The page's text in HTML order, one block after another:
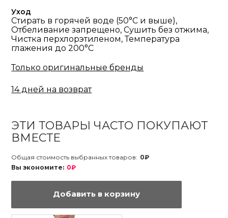
Уход
Стирать в горячей воде (50°С и выше),
Отбеливание запрещено, Сушить без отжима,
Чистка перхлорэтиленом, Температура
глажения до 200°С
Только оригинальные бренды
14 дней на возврат
ЭТИ ТОВАРЫ ЧАСТО ПОКУПАЮТ
ВМЕСТЕ
Общая стоимость выбранных товаров: 0₽
Вы экономите: 0₽
Добавить в корзину